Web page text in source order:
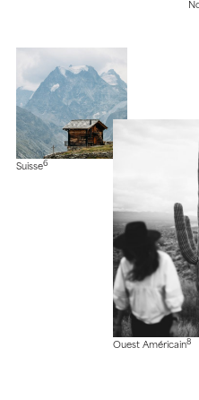
Suisse6
Ouest Américain8